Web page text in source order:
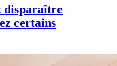
disparaître
certains